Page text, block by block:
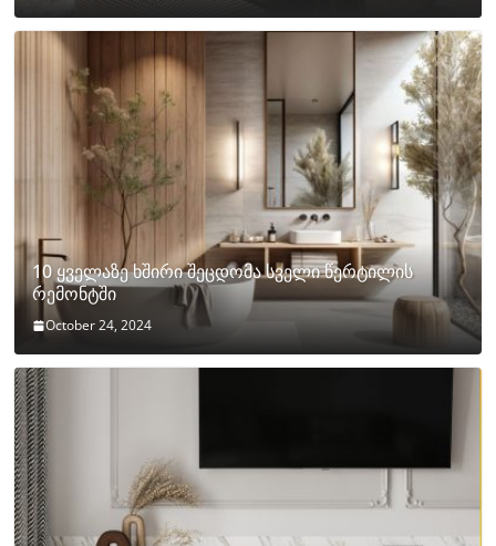
10 ყველაზე ხშირი შეცდომა სველი წერტილის
რემონტში
October 24, 2024